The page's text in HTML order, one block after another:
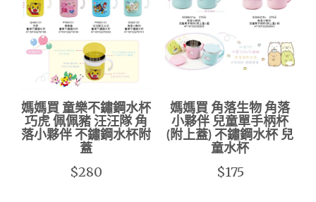
媽媽買 童樂不鏽鋼水杯
巧虎 佩佩豬 汪汪隊 角
落小夥伴 不鏽鋼水杯附
蓋
$280
媽媽買 角落生物 角落
小夥伴 兒童單手柄杯
(附上蓋) 不鏽鋼水杯 兒
童水杯
$175